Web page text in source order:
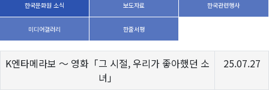
한국문화원 소식 보도자료 한국관련행사
미디어갤러리 한줄서평
K엔타메라보 ～ 영화「그 시절, 우리가 좋아했던 소
녀」
25.07.27